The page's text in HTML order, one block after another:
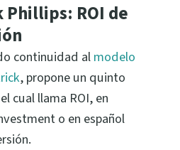
Phillips: ROI de
continuidad almodelo
, propone un quinto
cual llama ROI, en
o en español